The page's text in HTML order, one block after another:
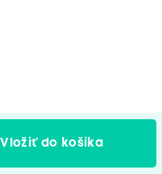
Vložiť do košíka